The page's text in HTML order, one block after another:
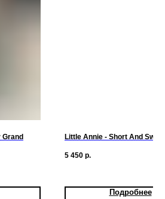
Grand
Little Annie - Short And Sweet
5 450 р.
Подробнее